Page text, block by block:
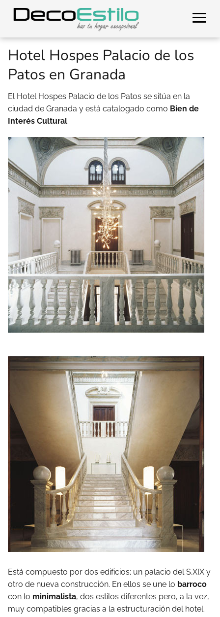
Hotel Hospes Palacio de los
Patos en Granada
El Hotel Hospes Palacio de los Patos se sitúa en la
ciudad de Granada y está catalogado como Bien de
Interés Cultural.
Está compuesto por dos edificios; un palacio del S.XIX y
otro de nueva construcción. En ellos se une lo barroco
con lo minimalista, dos estilos diferentes pero, a la vez,
muy compatibles gracias a la estructuración del hotel.